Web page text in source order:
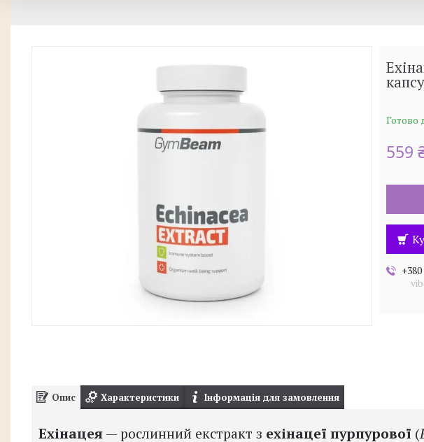
Готово
559
Опис Характеристики Інформація для замовлення
Ехінацея— рослинний екстракт з ехінацеї пурпурової (